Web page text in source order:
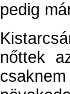
pedig
nőttek
szintén